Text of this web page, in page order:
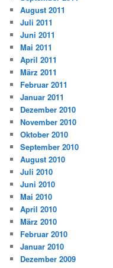
August 2011
Juli 2011
Juni 2011
Mai 2011
April 2011
März 2011
Februar 2011
Januar 2011
Dezember 2010
November 2010
Oktober 2010
September 2010
August 2010
Juli 2010
Juni 2010
Mai 2010
April 2010
März 2010
Februar 2010
Januar 2010
Dezember 2009